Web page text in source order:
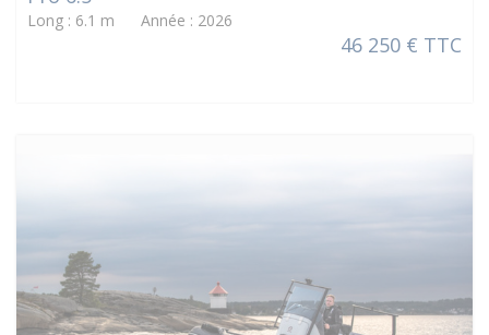
Long : 6.1 m Année : 2026
46 250 € TTC